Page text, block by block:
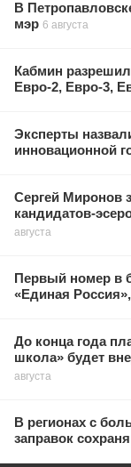
В
мэр 6 августа
Кабмин
Евро-2, Евро-3,
Эксперты
инновационной
Сергей Миронов
кандидатов-
августа
Первый номер в
«Единая
До конца года
школа» будет
августа
В регионах с
заправок